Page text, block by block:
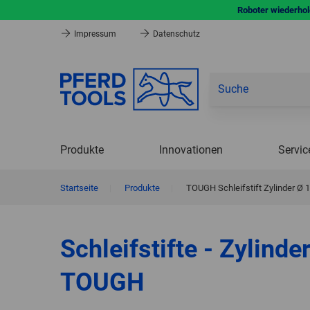
Roboter
Impressum Datenschutz
Produkte Innovationen
Startseite Produkte TOUGH Schleifstift Zylinder Ø
Schleifstifte -
TOUGH